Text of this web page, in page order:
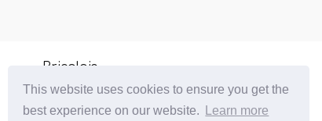
This website uses cookies to ensure you get the
best experience on our website.
Learn more
Bricolaje
Plantas de interior de cultivo
Jardinería de balcón